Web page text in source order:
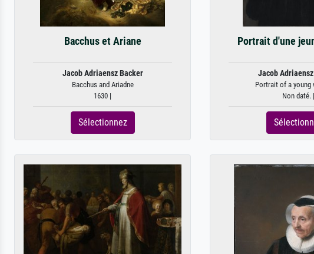
Bacchus et Ariane
Jacob Adriaensz Backer
Bacchus and Ariadne
1630 |
Sélectionnez
Portrait d'une
Jacob
Portrait of a young
Non daté. |